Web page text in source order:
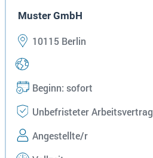
Muster GmbH
10115 Berlin
Beginn: sofort
Unbefristeter Arbeitsvertrag
Angestellte/r